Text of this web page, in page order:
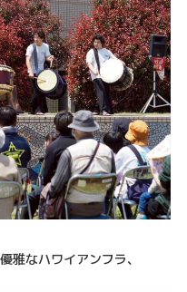
雅なハワイアンフラ、